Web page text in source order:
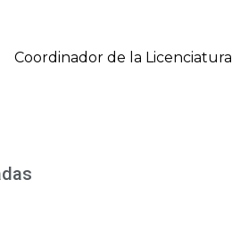
Coordinador de la